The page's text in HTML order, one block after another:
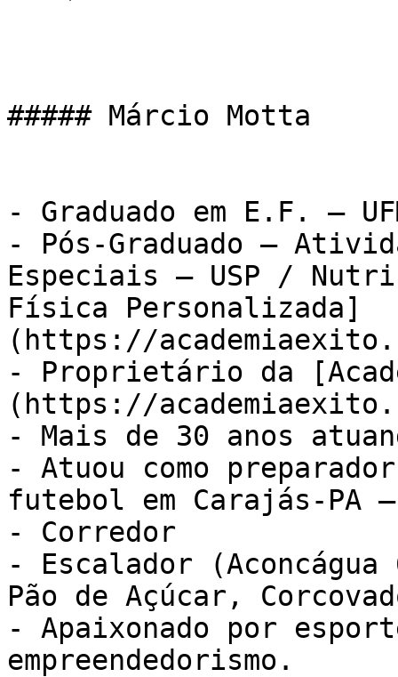
##### Márcio Motta
- Graduado em E.F. –
- Pós-Graduado –
Especiais – USP /
Física Personalizada]
(https://
- Proprietário da
(https://
- Mais de 30 anos
- Atuou como
futebol em Carajás-PA –
- Corredor
- Escalador
Pão de Açúcar,
- Apaixonado por
empreendedorismo.